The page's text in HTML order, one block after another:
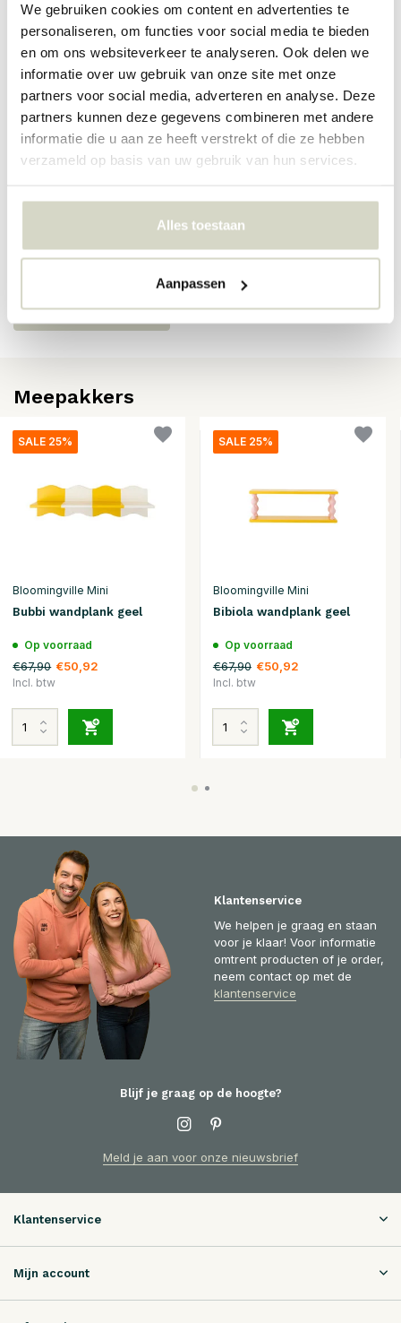
We gebruiken cookies om content en advertenties te
personaliseren, om functies voor social media te bieden
en om ons websiteverkeer te analyseren. Ook delen we
informatie over uw gebruik van onze site met onze
partners voor social media, adverteren en analyse. Deze
partners kunnen deze gegevens combineren met andere
informatie die u aan ze heeft verstrekt of die ze hebben
verzameld op basis van uw gebruik van hun services.
Alles toestaan
Aanpassen
PRODUCTSPECIFICATIES
Artikelnummer 82063393
SKU 82063393
EAN 5711173360826
Er zijn nog geen reviews geschreven over dit product..
Schrijf je eigen review
Meepakkers
SALE 25%
Bloomingville Mini
Bubbi wandplank geel
Op voorraad
€67,90 €50,92
Incl. btw
SALE 25%
Bloomingville Mini
Bibiola wandplank geel
Op voorraad
€67,90 €50,92
Incl. btw
Klantenservice
We helpen je graag en staan
voor je klaar! Voor informatie
omtrent producten of je order,
neem contact op met de
klantenservice
Blijf je graag op de hoogte?
Meld je aan voor onze nieuwsbrief
Klantenservice
Mijn account